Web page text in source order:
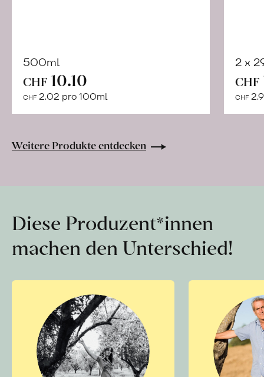
500ml
CHF 10.10
CHF 2.02 pro 100ml
Warenkorb
2 x
CHF
CHF
Weitere Produkte entdecken
Diese Produzent*innen
machen den Unterschied!